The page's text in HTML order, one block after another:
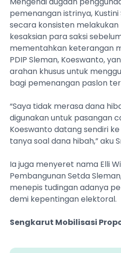
pemenangan istrinya,
secara konsisten
kesaksian para saksi
mementahkan keterangan
PDIP Sleman, Koeswanto,
arahan khusus untuk
bagi pemenangan paslon
“Saya tidak merasa dana
digunakan untuk pasangan
Koeswanto datang sendiri
tanya soal dana hibah,” aku
Ia juga menyeret nama Elli
Pembangunan Setda
menepis tudingan adanya
demi kepentingan elektoral.
Sengkarut Mobilisasi